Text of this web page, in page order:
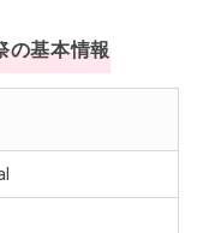
の基本情報